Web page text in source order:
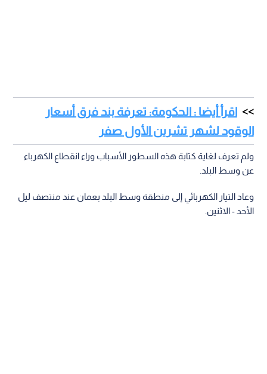
اقرأ أيضا : الحكومة: تعرفة بند فرق أسعار
الوقود لشهر تشرين الأول صفر
ولم تعرف لغاية كتابة هذه السطور الأسباب وراء انقطاع الكهرباء
عن وسط البلد.
وعاد التيار الكهربائي إلى منطقة وسط البلد بعمان عند منتصف ليل
الأحد - الاثنين.